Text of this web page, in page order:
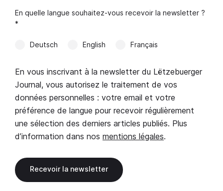
En quelle langue souhaitez-vous recevoir la newsletter ?
*
Deutsch English Français
En vous inscrivant à la newsletter du Lëtzebuerger
Journal, vous autorisez le traitement de vos
données personnelles : votre email et votre
préférence de langue pour recevoir régulièrement
une sélection des derniers articles publiés. Plus
d’information dans nos mentions légales.